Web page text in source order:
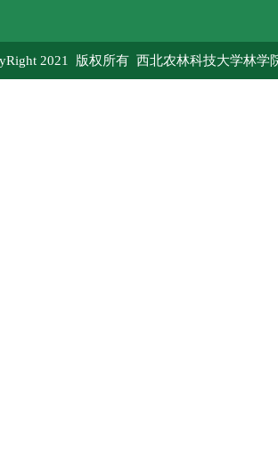
2021 版权所有 西北农林科技大学林